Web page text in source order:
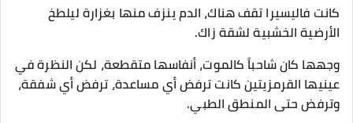
​كانت فاليسيرا تقف هناك، الدم ينزف منها بغزارة ليلطخ
الأرضية الخشبية لشقة زاك.
وجهها كان شاحباً كالموت، أنفاسها متقطعة، لكن النظرة في
عينيها القرمزيتين كانت ترفض أي مساعدة، ترفض أي شفقة،
وترفض حتى المنطق الطبي.